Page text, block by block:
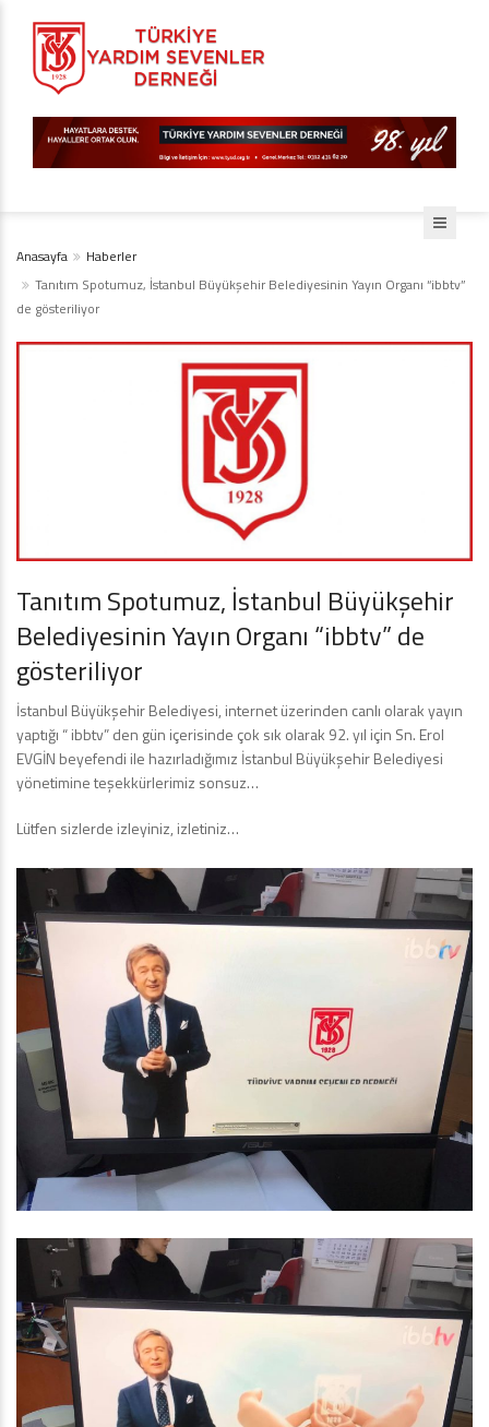
Anasayfa
Haberler
Tanıtım Spotumuz, İstanbul Büyükşehir Belediyesinin Yayın Organı “ibbtv”
de gösteriliyor
Tanıtım Spotumuz, İstanbul Büyükşehir
Belediyesinin Yayın Organı “ibbtv” de
gösteriliyor
İstanbul Büyükşehir Belediyesi, internet üzerinden canlı olarak yayın
yaptığı “ ibbtv” den gün içerisinde çok sık olarak 92. yıl için Sn. Erol
EVGİN beyefendi ile hazırladığımız İstanbul Büyükşehir Belediyesi
yönetimine teşekkürlerimiz sonsuz…
Lütfen sizlerde izleyiniz, izletiniz…